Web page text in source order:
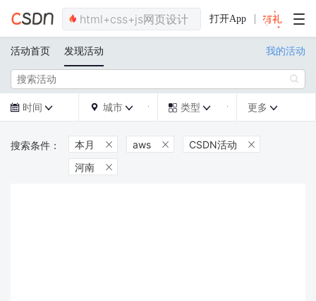
打开App
活动首页 发现活动 我的活动

 时间   城市   类型  更多 
本月  aws  CSDN活动 
河南 